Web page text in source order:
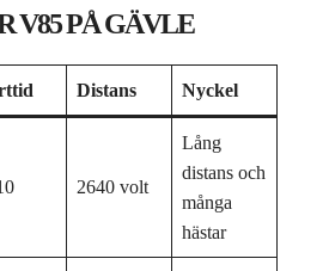
V85 PÅ GÄVLE
Distans Nyckel
2640 volt
Lång
distans och
många
hästar